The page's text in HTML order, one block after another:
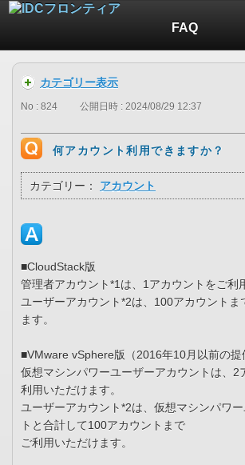
FAQ
カテゴリー表示
No : 824 公開日時 : 2024/08/29 12:37
何アカウント利用できますか？
カテゴリー： アカウント
■CloudStack版
管理者アカウント*1は、1アカウントをご利
ユーザーアカウント*2は、100アカウントま
ます。
■VMware vSphere版（2016年10月以前の提
仮想マシンパワーユーザーアカウントは、2
利用いただけます。
ユーザーアカウント*2は、仮想マシンパワ
トと合計して100アカウントまで
ご利用いただけます。